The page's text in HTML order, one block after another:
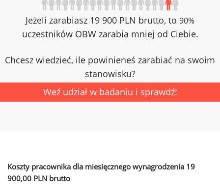
Jeżeli zarabiasz 19 900 PLN brutto, to 90%
uczestników OBW zarabia mniej od Ciebie.
Chcesz wiedzieć, ile powinieneś zarabiać na swoim
stanowisku?
Weź udział w badaniu i sprawdź!
Koszty pracownika dla miesięcznego wynagrodzenia 19
900,00 PLN brutto